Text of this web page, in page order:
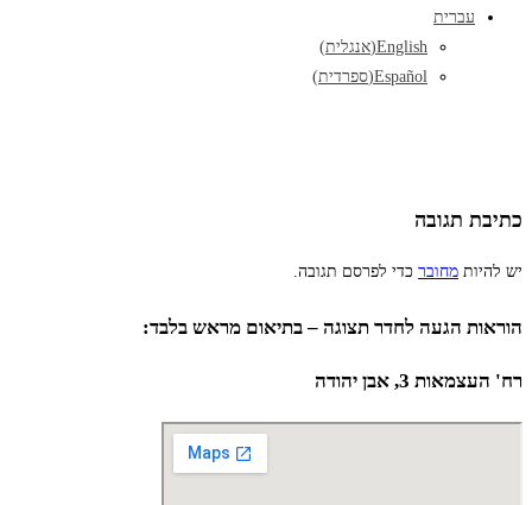
עברית
English
(אנגלית)
Español
(ספרדית)
כתיבת תגובה
יש להיות מחובר כדי לפרסם תגובה.
הוראות הגעה לחדר תצוגה – בתיאום מראש בלבד:
רח' העצמאות 3, אבן יהודה